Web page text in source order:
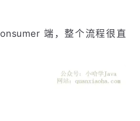
端，整个流程很直